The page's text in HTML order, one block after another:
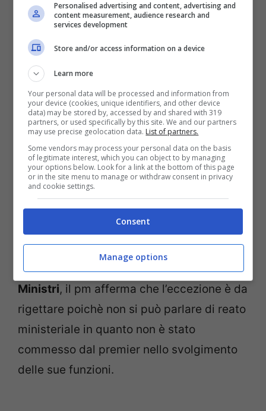
La Boccassini è sicura che il procedimento
debba continuare a Milano (e non essere
spostato a Monza come richiesto dalla
difesa) in quanto è nel capoluogo
lombardo che “tutto inizia” e ” tutto
termina”, mentre sulla richiesta di
trasferimento degli atti alTribunale dei
Ministri, il pm afferma che l’eccezione è da
rigettare poichè non si può parlare di reato
ministeriale in quanto non è stato
commesso dal premier nello svolgimento
delle sue funzioni.
Personalised advertising and content, advertising and
content measurement, audience research and
services development
Store and/or access information on a device
Learn more
Your personal data will be processed and information from
your device (cookies, unique identifiers, and other device
data) may be stored by, accessed by and shared with 319
partners, or used specifically by this site. We and our partners
may use precise geolocation data. List of partners.
Some vendors may process your personal data on the basis
of legitimate interest, which you can object to by managing
your options below. Look for a link at the bottom of this page
or in the site menu to manage or withdraw consent in privacy
and cookie settings.
Consent
Manage options